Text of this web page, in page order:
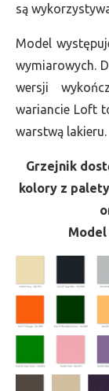
są
Model
wymiarowych.
wersji
wariancie Loft
warstwą lakieru.
Grzejnik
kolory z
Model